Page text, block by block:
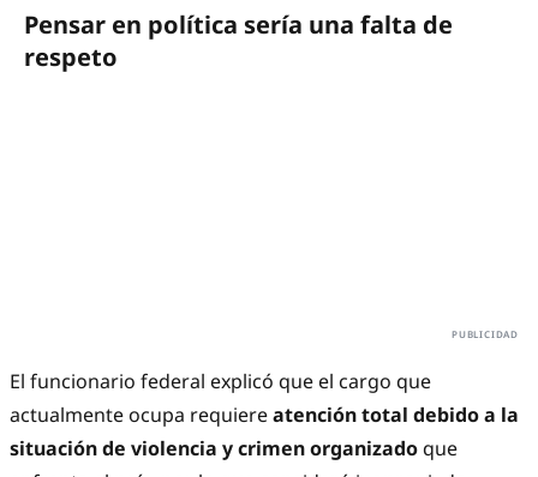
Pensar en política sería una falta de
respeto
El funcionario federal explicó que el cargo que
actualmente ocupa requiereatención total debido a la
situación de violencia y crimen organizadoque